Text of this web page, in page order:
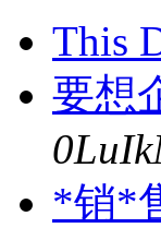
This
要想
*销*